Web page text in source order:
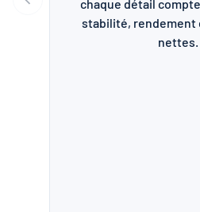
chaque détail
stabilité, rendement
nettes.